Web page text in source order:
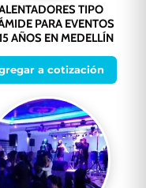
TIPO
PARA EVENTOS
AÑOS EN MEDELLÍN
a cotización